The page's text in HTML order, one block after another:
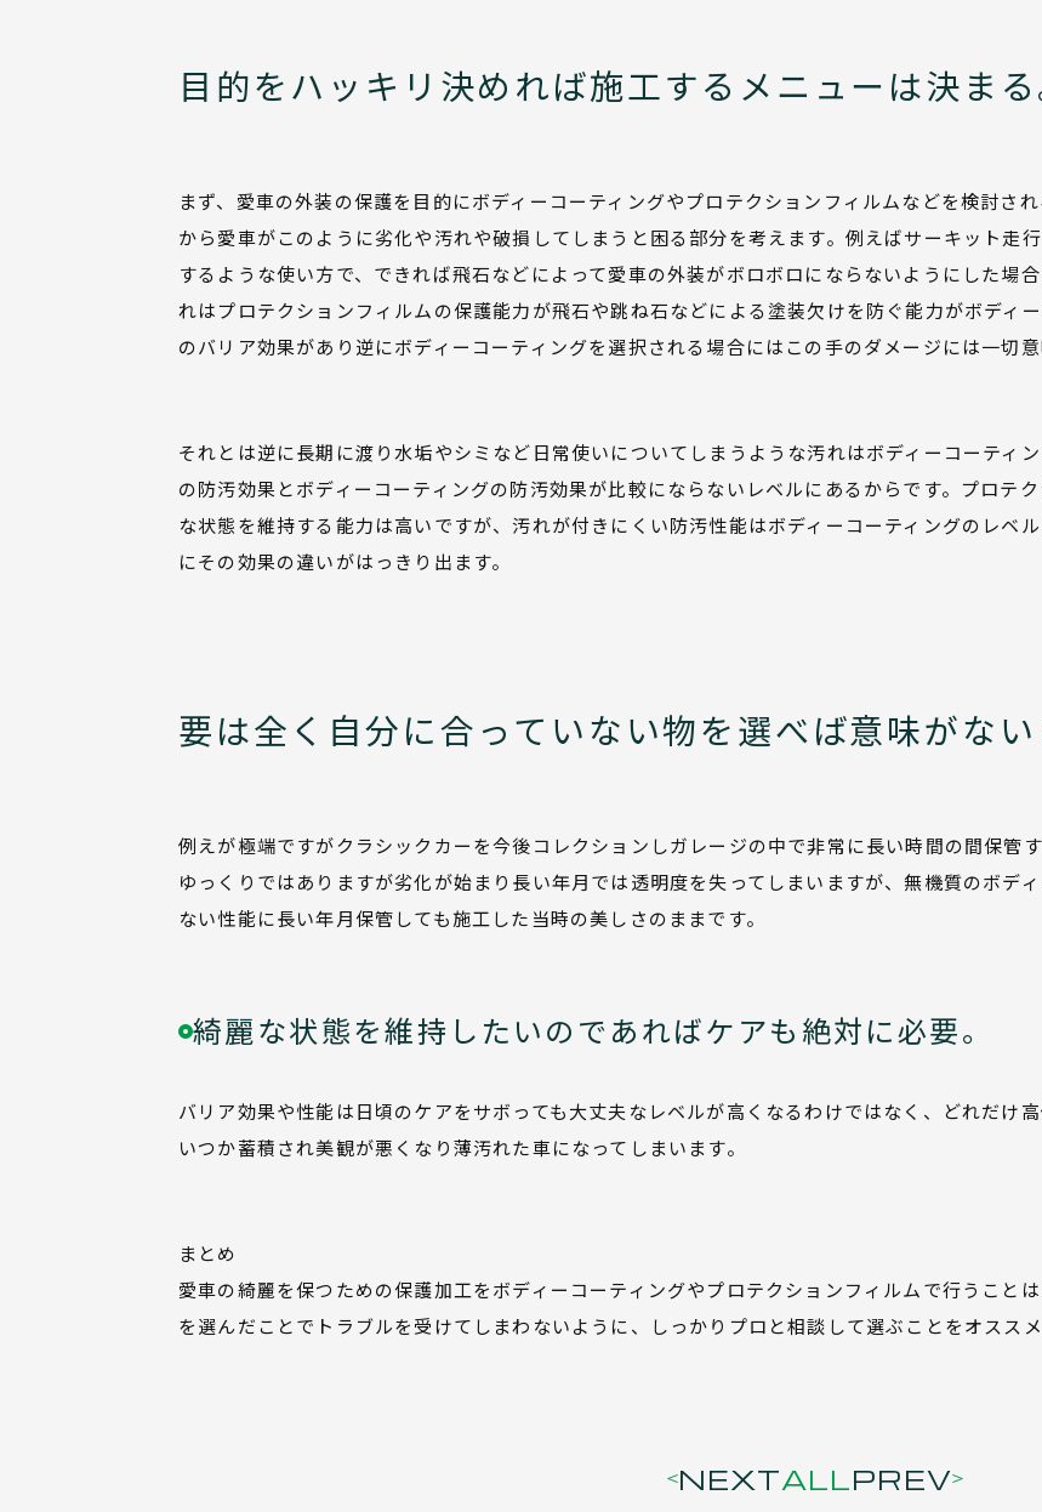
目的をハッキリ決めれば施工するメニューは決まる
まず、愛車の外装の保護を目的にボディーコーティングやプロテクションフィルムなどを検討さ
から愛車がこのように劣化や汚れや破損してしまうと困る部分を考えます。例えばサーキット走
するような使い方で、できれば飛石などによって愛車の外装がボロボロにならないようにした場
れはプロテクションフィルムの保護能力が飛石や跳ね石などによる塗装欠けを防ぐ能力がボディ
のバリア効果があり逆にボディーコーティングを選択される場合にはこの手のダメージには一切
それとは逆に長期に渡り水垢やシミなど日常使いについてしまうような汚れはボディーコーティ
の防汚効果とボディーコーティングの防汚効果が比較にならないレベルにあるからです。プロテ
な状態を維持する能力は高いですが、汚れが付きにくい防汚性能はボディーコーティングのレベ
にその効果の違いがはっきり出ます。
要は全く自分に合っていない物を選べば意味がない
例えが極端ですがクラシックカーを今後コレクションしガレージの中で非常に長い時間の間保管
ゆっくりではありますが劣化が始まり長い年月では透明度を失ってしまいますが、無機質のボデ
ない性能に長い年月保管しても施工した当時の美しさのままです。
綺麗な状態を維持したいのであればケアも絶対に必要。
バリア効果や性能は日頃のケアをサボっても大丈夫なレベルが高くなるわけではなく、どれだけ
いつか蓄積され美観が悪くなり薄汚れた車になってしまいます。
まとめ
愛車の綺麗を保つための保護加工をボディーコーティングやプロテクションフィルムで行うこと
を選んだことでトラブルを受けてしまわないように、しっかりプロと相談して選ぶことをオススメ
NEXTALLPREV